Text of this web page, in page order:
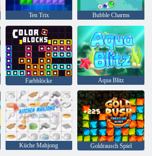
Ten Trix Bubble Charms
Farbblöcke Aqua Blitz
Küche Mahjong
Goldrausch Spiel